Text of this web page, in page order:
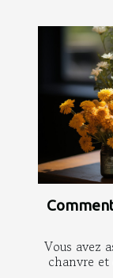
Vous avez
chanvre et